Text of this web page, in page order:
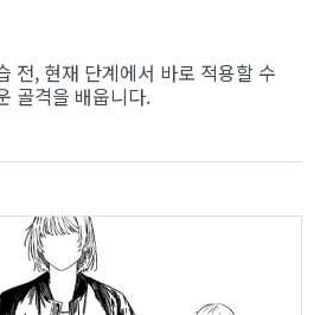
전, 현재 단계에서 바로 적용할 수
골격을 배웁니다.